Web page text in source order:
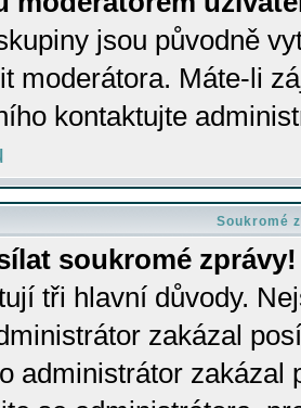
jsou původně
moderátora. Máte-li
kontaktujte
Soukromé
soukromé zprávy!
tři hlavní důvody.
zakázal
administrátor zakázal